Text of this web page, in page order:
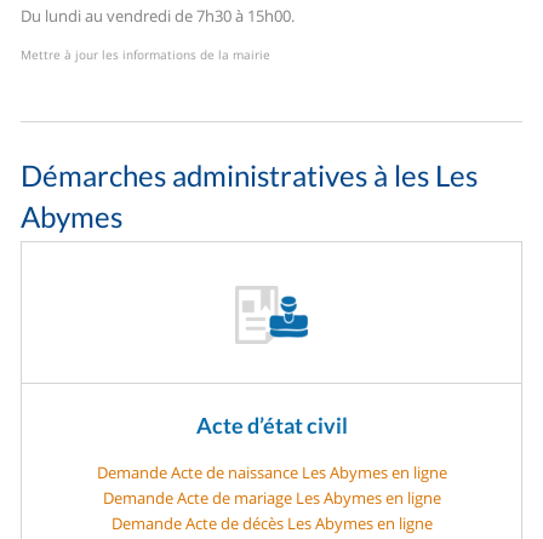
Du lundi au vendredi de 7h30 à 15h00.
Mettre à jour les informations de la mairie
Démarches administratives à les Les
Abymes
Acte d’état civil
Demande Acte de naissance Les Abymes en ligne
Demande Acte de mariage Les Abymes en ligne
Demande Acte de décès Les Abymes en ligne